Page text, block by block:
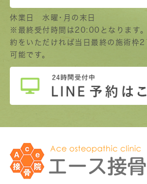
休業日 水曜･月の末日
※最終受付時間は20:00となります
約をいただければ当日最終の施術枠
可能です。